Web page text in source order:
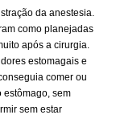
da anestesia.
como planejadas
após a cirurgia.
estomagais e
comer ou
estômago, sem
sem estar